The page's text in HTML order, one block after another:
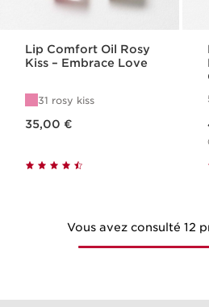
Lip Comfort Oil Rosy
Kiss – Embrace Love
31 rosy kiss
35,00 €
Vous avez consulté 12